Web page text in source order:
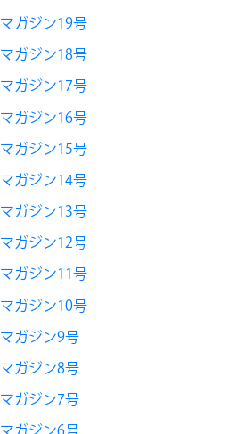
マガジン19号
マガジン18号
マガジン17号
マガジン16号
マガジン15号
マガジン14号
マガジン13号
マガジン12号
マガジン11号
マガジン10号
マガジン9号
マガジン8号
マガジン7号
マガジン6号